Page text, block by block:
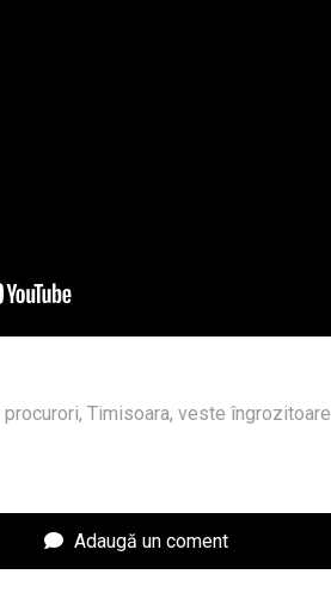
procurori, Timisoara, veste îngrozitoare
Adaugă un coment